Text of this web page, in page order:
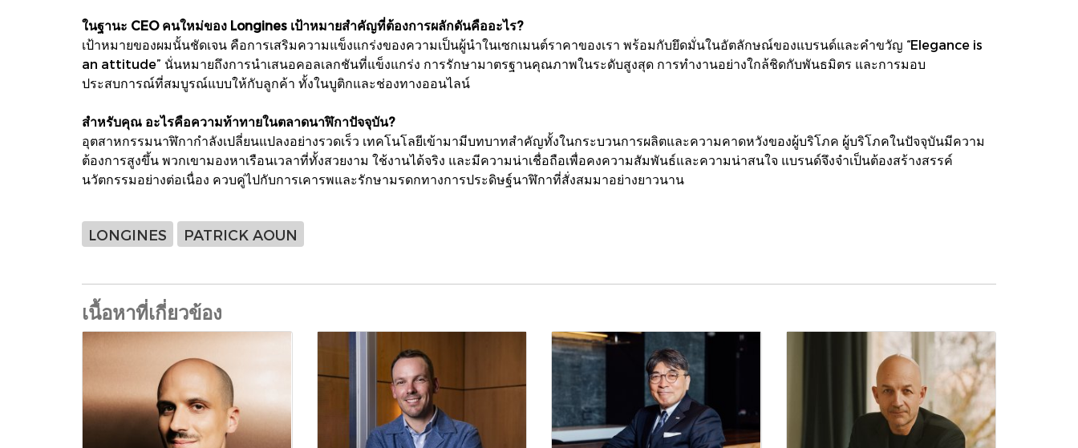
ในฐานะ CEO คนใหม่ของ Longines เป้าหมายสำคัญที่ต้องการผลักดันคืออะไร?
เป้าหมายของผมนั้นชัดเจน คือการเสริมความแข็งแกร่งของความเป็นผู้นำในเซกเมนต์ราคาของเรา พร้อมกับยึดมั่นในอัตลักษณ์ของแบรนด์และคำขวัญ “Elegance is
an attitude” นั่นหมายถึงการนำเสนอคอลเลกชันที่แข็งแกร่ง การรักษามาตรฐานคุณภาพในระดับสูงสุด การทำงานอย่างใกล้ชิดกับพันธมิตร และการมอบ
ประสบการณ์ที่สมบูรณ์แบบให้กับลูกค้า ทั้งในบูติกและช่องทางออนไลน์
สำหรับคุณ อะไรคือความท้าทายในตลาดนาฬิกาปัจจุบัน?
อุตสาหกรรมนาฬิกากำลังเปลี่ยนแปลงอย่างรวดเร็ว เทคโนโลยีเข้ามามีบทบาทสำคัญทั้งในกระบวนการผลิตและความคาดหวังของผู้บริโภค ผู้บริโภคในปัจจุบันมีความ
ต้องการสูงขึ้น พวกเขามองหาเรือนเวลาที่ทั้งสวยงาม ใช้งานได้จริง และมีความน่าเชื่อถือเพื่อคงความสัมพันธ์และความน่าสนใจ แบรนด์จึงจำเป็นต้องสร้างสรรค์
นวัตกรรมอย่างต่อเนื่อง ควบคู่ไปกับการเคารพและรักษามรดกทางการประดิษฐ์นาฬิกาที่สั่งสมมาอย่างยาวนาน
LONGINES PATRICK AOUN
เนื้อหาที่เกี่ยวข้อง